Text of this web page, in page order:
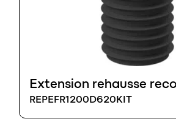
Extension rehausse
REPEFR1200D620KIT